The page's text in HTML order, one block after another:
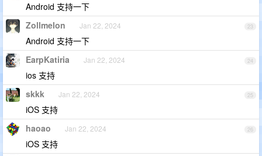
Android 支持一下
23
Zollmelon Jan 22, 2024
Android 支持一下
24
EarpKatiria Jan 22, 2024
ios 支持
25
skkk Jan 22, 2024
iOS 支持
26
haoao Jan 22, 2024
iOS 支持